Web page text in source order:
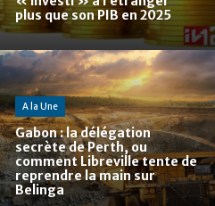
plus que son PIB en 2025
A la Une
Gabon : la délégation
secrète de Perth, ou
comment Libreville tente de
reprendre la main sur
Belinga